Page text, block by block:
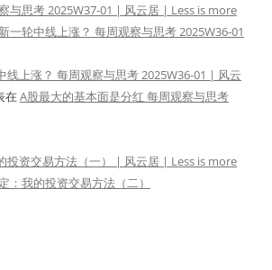
与思考 2025W37-01 | 风云居 | Less is more
一轮中线上涨？ 每周观察与思考 2025W36-01
线上涨？ 每周观察与思考 2025W36-01 | 风云
在A股最大的基本面是分红 每周观察与思考
投资交易方法（一） | 风云居 | Less is more
：我的投资交易方法（二）